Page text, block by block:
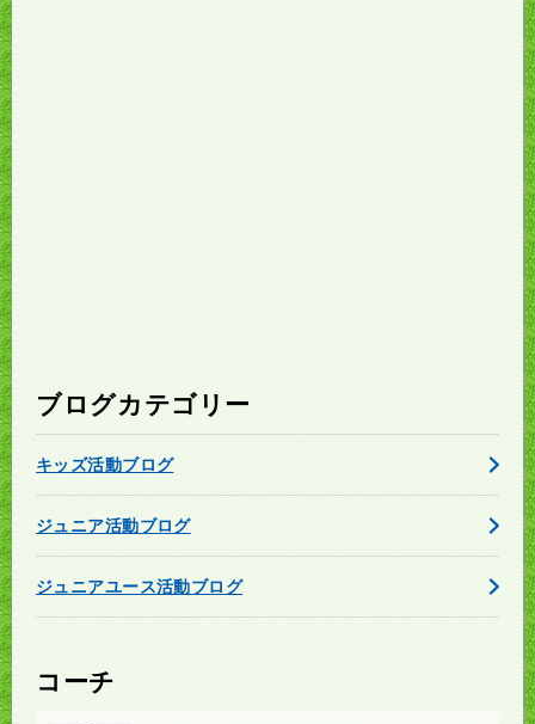
ブログカテゴリー
キッズ活動ブログ
ジュニア活動ブログ
ジュニアユース活動ブログ
コーチ